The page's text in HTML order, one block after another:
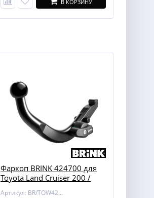
В КОРЗИНУ
Фаркоп BRINK 424700 для
Toyota Land Cruiser 200 /
Артикул: BR/TOW424700